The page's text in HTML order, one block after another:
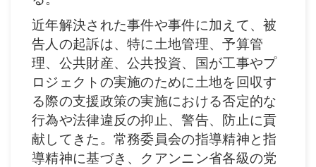
近年解決された事件や事件に加えて、被
告人の起訴は、特に土地管理、予算管
理、公共財産、公共投資、国が工事やプ
ロジェクトの実施のために土地を回収す
る際の支援政策の実施における否定的な
行為や法律違反の抑止、警告、防止に貢
献してきた。常務委員会の指導精神と指
導精神に基づき、クアンニン省各級の党